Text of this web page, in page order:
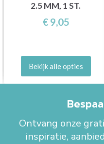
2.5 MM, 1 ST.
€ 9,05
Bekijk alle opties
Ontvang onze
inspiratie,